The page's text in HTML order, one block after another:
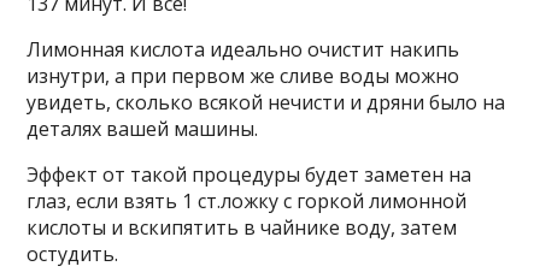
Лимонная кислота идеально очистит накипь
изнутри, а при первом же сливе воды можно
увидеть, сколько всякой нечисти и дряни было на
деталях вашей машины.
Эффект от такой процедуры будет заметен на
глаз, если взять 1 ст.ложку с горкой лимонной
кислоты и вскипятить в чайнике воду, затем
остудить.